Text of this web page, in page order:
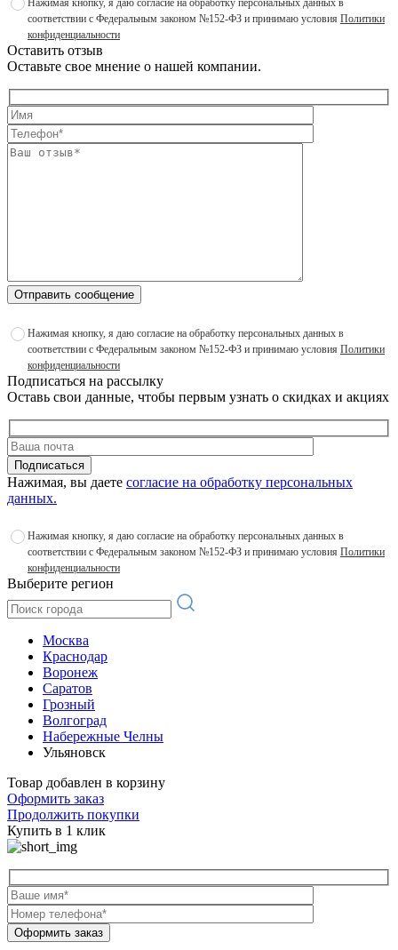
соответствии с Федеральным законом №152-ФЗ и принимаю условия Политики
конфиденциальности
Оставить отзыв
Оставьте свое мнение о нашей компании.
Отправить сообщение
Нажимая кнопку, я даю согласие на обработку персональных данных в
соответствии с Федеральным законом №152-ФЗ и принимаю условия Политики
конфиденциальности
Подписаться на рассылку
Оставь свои данные, чтобы первым узнать о скидках и акциях
Подписаться
Нажимая, вы даете согласие на обработку персональных
данных.
Нажимая кнопку, я даю согласие на обработку персональных данных в
соответствии с Федеральным законом №152-ФЗ и принимаю условия Политики
конфиденциальности
Выберите регион
Москва
Краснодар
Воронеж
Саратов
Грозный
Волгоград
Набережные Челны
Ульяновск
Товар добавлен в корзину
Оформить заказ
Продолжить покупки
Купить в 1 клик
Оформить заказ